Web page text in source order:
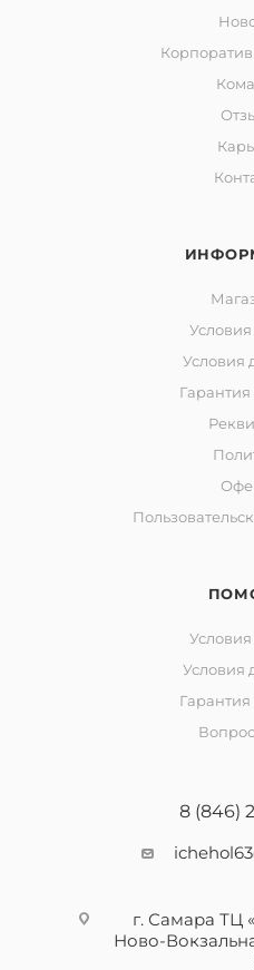
Условия
Гарантия
Условия
Гарантия
8 (846)
г. Самара ТЦ
Ново-